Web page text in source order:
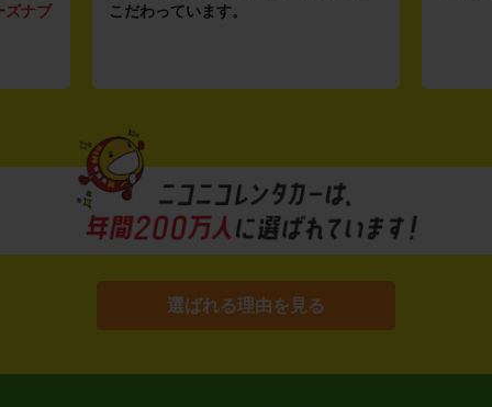
ズナブ
こだわっています。
選ばれる理由を見る